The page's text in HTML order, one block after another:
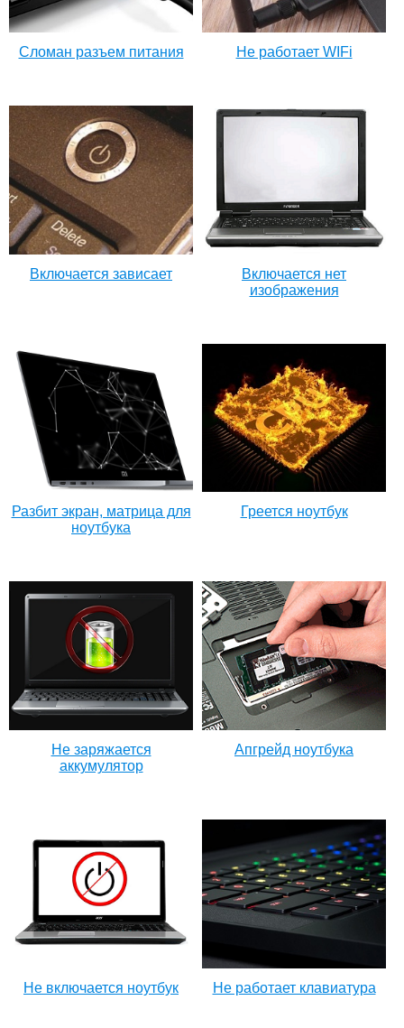
Сломан разъем питания Не работает WIFi
Включается зависает
Включается нет
изображения
Разбит экран, матрица для
ноутбука
Греется ноутбук
Не заряжается
аккумулятор
Апгрейд ноутбука
Не включается ноутбук Не работает клавиатура